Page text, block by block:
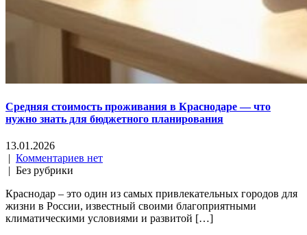
Средняя стоимость проживания в Краснодаре — что
нужно знать для бюджетного планирования
13.01.2026
| Комментариев нет
| Без рубрики
Краснодар – это один из самых привлекательных городов для
жизни в России, известный своими благоприятными
климатическими условиями и развитой […]